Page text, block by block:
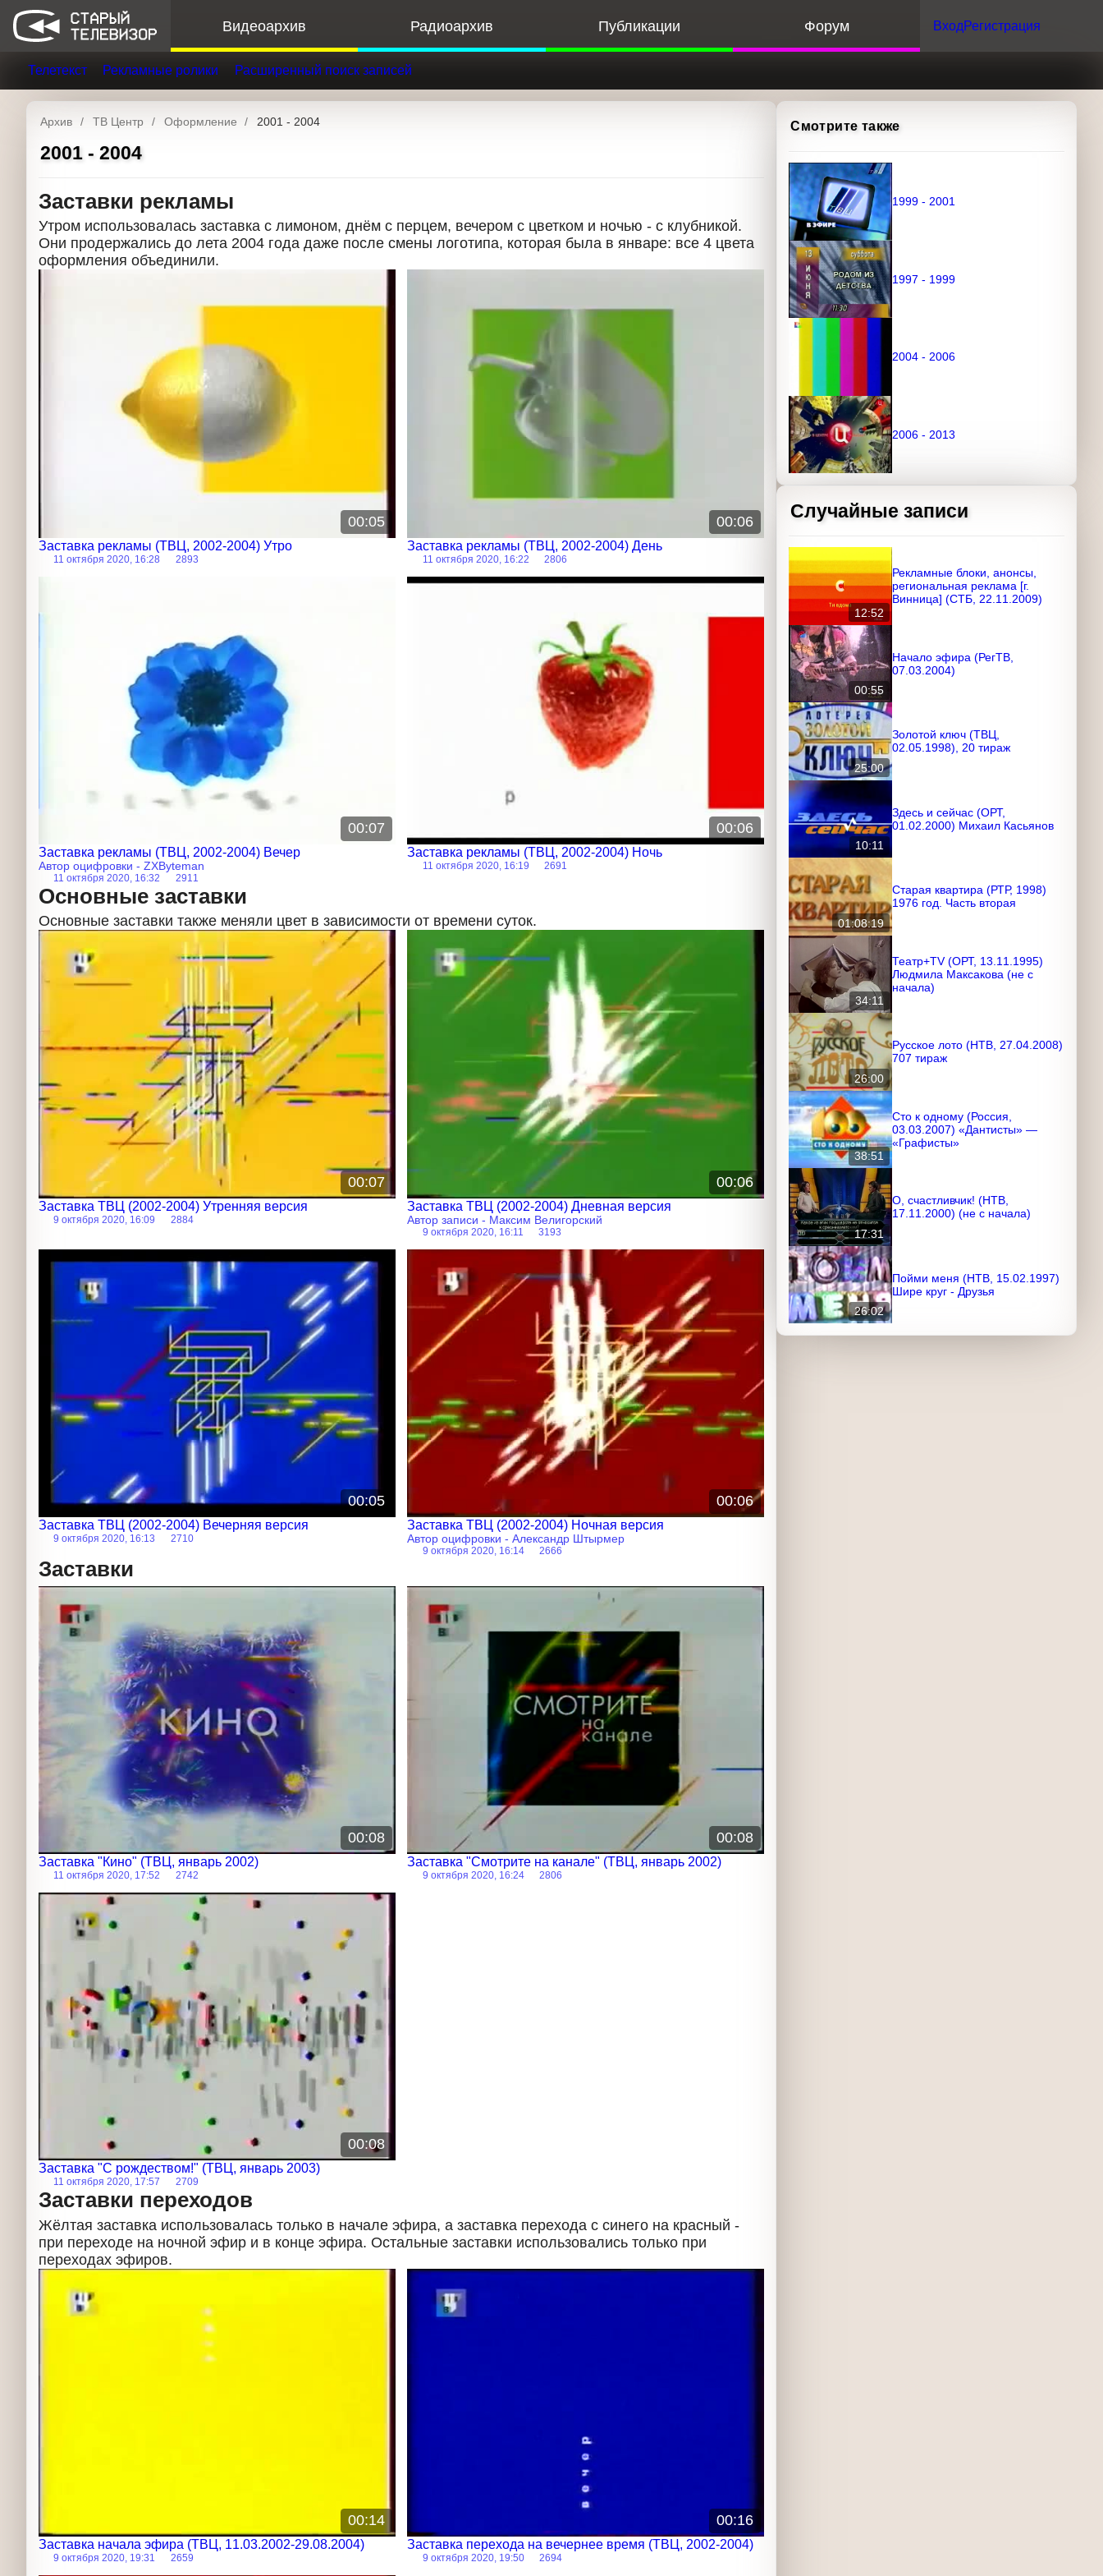
Видеоархив Радиоархив Публикации Регистрация
Телетекст Рекламные ролики Расширенный поиск записей
Архив ТВ Центр Оформление 2001 - 2004
2001 - 2004
Заставки рекламы
Утром использовалась заставка с лимоном, днём с перцем, вечером с цветком и ночью - с клубникой.
Они продержались до лета 2004 года даже после смены логотипа, которая была в январе: все 4
цвета оформления объединили.
00:05
Заставка рекламы (ТВЦ, 2002-2004) Утро
11 октября 2020, 16:28 2893
00:06
Заставка рекламы (ТВЦ, 2002-2004) День
11 октября 2020, 16:22 2806
00:07
Заставка рекламы (ТВЦ, 2002-2004) Вечер
Автор оцифровки - ZXByteman
11 октября 2020, 16:32 2911
00:06
Заставка рекламы (ТВЦ, 2002-2004) Ночь
11 октября 2020, 16:19 2691
Рекламная заставка
Основные заставки
Основные заставки также меняли цвет в зависимости от времени суток.
00:07
Заставка ТВЦ (2002-2004) Утренняя версия
9 октября 2020, 16:09 2884
00:06
Заставка ТВЦ (2002-2004) Дневная версия
Автор записи - Максим Велигорский
9 октября 2020, 16:11 3193
00:05
Заставка ТВЦ (2002-2004) Вечерняя версия
9 октября 2020, 16:13 2710
00:06
Заставка ТВЦ (2002-2004) Ночная версия
Автор оцифровки - Александр Штырмер
9 октября 2020, 16:14 2666
Заставки
00:08
Заставка "Кино" (ТВЦ, январь 2002)
11 октября 2020, 17:52 2742
00:08
Заставка "Смотрите на канале" (ТВЦ, январь 2002)
9 октября 2020, 16:24 2806
00:08
Заставка "С рождеством!" (ТВЦ, январь 2003)
11 октября 2020, 17:57 2709
Заставки переходов
Жёлтая заставка использовалась только в начале эфира, а заставка перехода с синего на красный -
при переходе на ночной эфир и в конце эфира. Остальные заставки использовались только при
переходах эфиров.
00:14
Заставка начала эфира (ТВЦ, 11.03.2002-29.08.2004)
9 октября 2020, 19:31 2659
Заставка
00:16
Заставка перехода на вечернее время (ТВЦ, 2002-
2004)
Заставка
Смотрите также
1999 - 2001
1997 - 1999
2004 - 2006
2006 - 2013
Случайные записи
12:52
Рекламные блоки, анонсы,
региональная реклама [г.
Винница] (СТБ, 22.11.2009)
00:55
Начало эфира (РегТВ,
07.03.2004)
25:00
Золотой ключ (ТВЦ,
02.05.1998), 20 тираж
10:11
Здесь и сейчас (ОРТ,
01.02.2000) Михаил Касьянов
01:08:19
Старая квартира (РТР, 1998)
1976 год. Часть вторая
34:11
Театр+TV (ОРТ, 13.11.1995)
Людмила Максакова (не с
начала)
26:00
Русское лото (НТВ,
27.04.2008) 707 тираж
38:51
Сто к одному (Россия,
03.03.2007) «Дантисты» —
«Графисты»
17:31
О, счастливчик! (НТВ,
17.11.2000) (не с начала)
26:02
Пойми меня (НТВ, 15.02.1997)
Шире круг - Друзья